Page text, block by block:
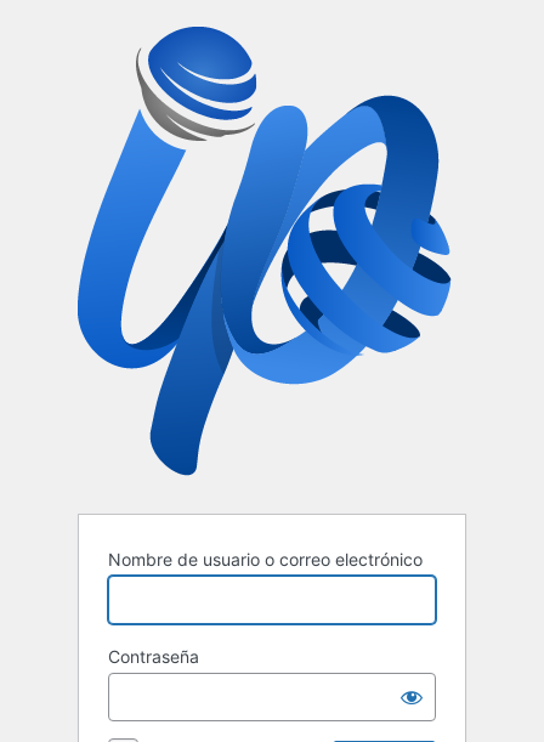
Nombre de usuario o correo electrónico
Contraseña